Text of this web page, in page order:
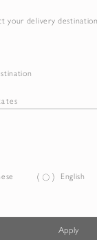
your delivery
English
Apply